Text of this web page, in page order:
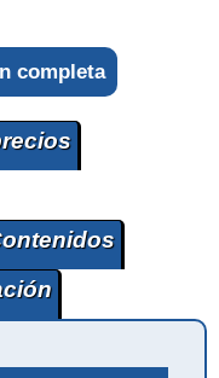
completa